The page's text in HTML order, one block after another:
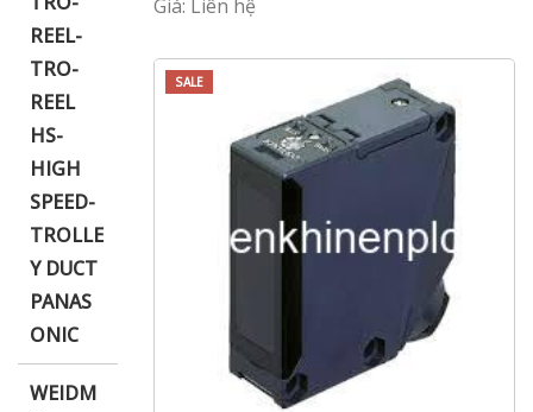
REEL-
TRO-
REEL
HS-
HIGH
SPEED-
TROLLE
Y DUCT
PANAS
ONIC
WEIDM
Giá: Liên hệ
SALE